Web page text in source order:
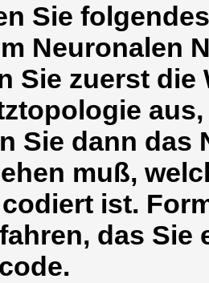
Sie
Neuronalen
Sie zuerst die
Sie dann das
muß,
ist.
das Sie